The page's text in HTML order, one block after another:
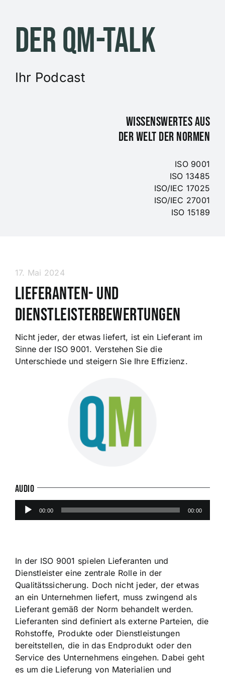
springenDer QM-Talk
Ihr Podcast
WISSENSWERTES AUS
DER WELT DER NORMEN
ISO 9001
ISO 13485
ISO/IEC 17025
ISO/IEC 27001
ISO 15189
17. Mai 2024
Lieferanten- und
Dienstleisterbewertungen
Nicht jeder, der etwas liefert, ist ein Lieferant im
Sinne der ISO 9001. Verstehen Sie die
Unterschiede und steigern Sie Ihre Effizienz.
AUDIO
Audio-
Player
00:00 00:00
In der ISO 9001 spielen Lieferanten und
Dienstleister eine zentrale Rolle in der
Qualitätssicherung. Doch nicht jeder, der etwas
an ein Unternehmen liefert, muss zwingend als
Lieferant gemäß der Norm behandelt werden.
Lieferanten sind definiert als externe Parteien, die
Rohstoffe, Produkte oder Dienstleistungen
bereitstellen, die in das Endprodukt oder den
Service des Unternehmens eingehen. Dabei geht
es um die Lieferung von Materialien und